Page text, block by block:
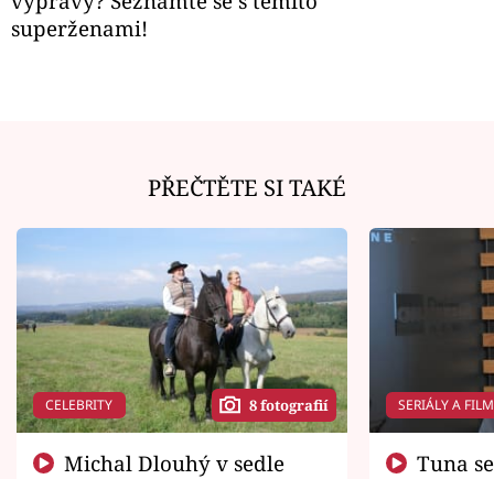
superženami!
PŘEČTĚTE SI TAKÉ
CELEBRITY 8 fotografií SERIÁLY A